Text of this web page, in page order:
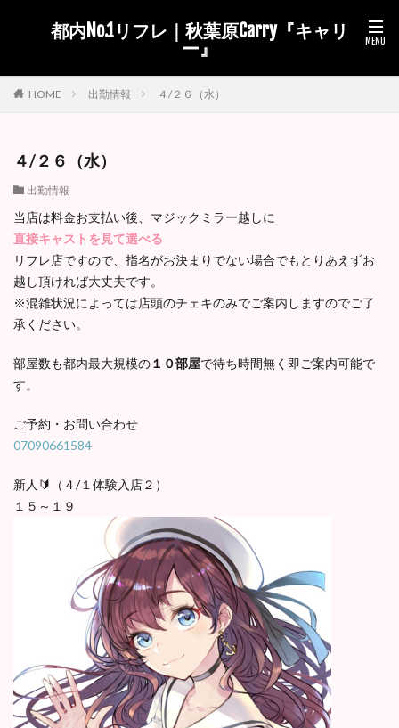
都内No.1リフレ｜秋葉原Carry『キャリ
ー』
HOME 出勤情報 ４/２６（水）
４/２６（水）
出勤情報
当店は料金お支払い後、マジックミラー越しに
直接キャストを見て選べる
リフレ店ですので、指名がお決まりでない場合でもとりあえずお
越し頂ければ大丈夫です。
※混雑状況によっては店頭のチェキのみでご案内しますのでご了
承ください。
部屋数も都内最大規模の１０部屋で待ち時間無く即ご案内可能で
す。
ご予約・お問い合わせ
07090661584
新人🔰（４/１体験入店２）
１５～１９